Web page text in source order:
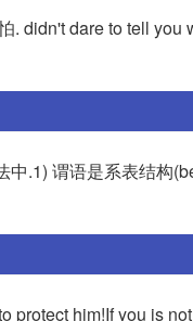
. didn't dare to tell you
.1) 谓语是系表结构
protect him!If you is